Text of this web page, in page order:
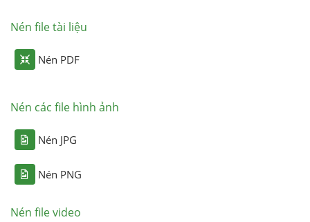
Nén file tài liệu
Nén PDF
Nén các file hình ảnh
Nén JPG
Nén PNG
Nén file video